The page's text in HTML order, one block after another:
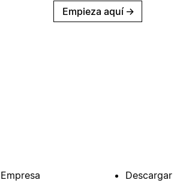
Empieza aquí →
Empresa
Descargar